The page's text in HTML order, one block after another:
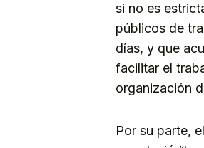
si no es
públicos de
días, y que
facilitar el
organización
Por su parte,